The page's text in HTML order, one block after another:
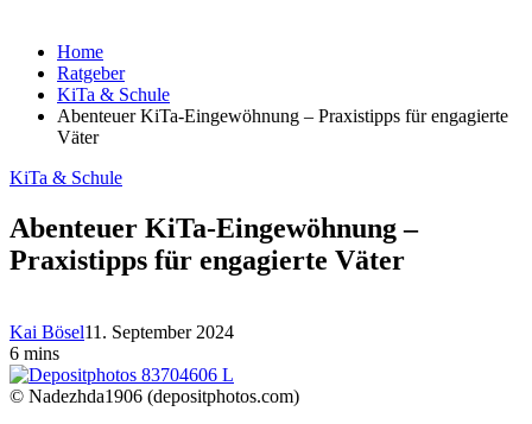
Home
Ratgeber
KiTa & Schule
Abenteuer KiTa-Eingewöhnung – Praxistipps für engagierte
Väter
KiTa & Schule
Abenteuer KiTa-Eingewöhnung –
Praxistipps für engagierte Väter
Kai Bösel11. September 2024
6 mins
© Nadezhda1906 (depositphotos.com)